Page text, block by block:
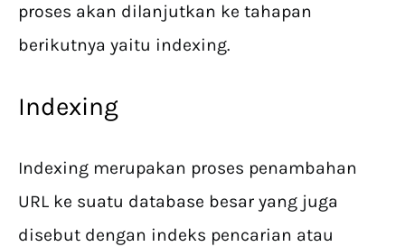
proses akan dilanjutkan ke tahapan
berikutnya yaitu indexing.
Indexing
Indexing merupakan proses penambahan
URL ke suatu database besar yang juga
disebut dengan indeks pencarian atau